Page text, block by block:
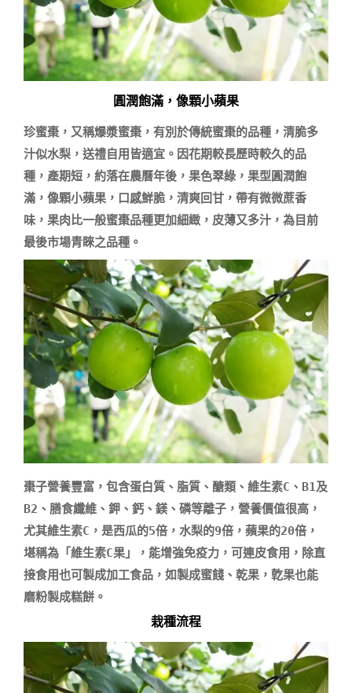
圓潤飽滿，像顆小蘋果
珍蜜棗，又稱爆漿蜜棗，有別於傳統蜜棗的品種，清脆多
汁似水梨，送禮自用皆適宜。因花期較長歷時較久的品
種，產期短，約落在農曆年後，果色翠綠，果型圓潤飽
滿，像顆小蘋果，口感鮮脆，清爽回甘，帶有微微蔗香
味，果肉比一般蜜棗品種更加細緻，皮薄又多汁，為目前
最後市場青睞之品種。
棗子營養豐富，包含蛋白質、脂質、醣類、維生素C、B1及
B2、膳食纖維、鉀、鈣、鎂、磷等離子，營養價值很高，
尤其維生素C，是西瓜的5倍，水梨的9倍，蘋果的20倍，
堪稱為「維生素C果」，能增強免疫力，可連皮食用，除直
接食用也可製成加工食品，如製成蜜餞、乾果，亁果也能
栽種流程